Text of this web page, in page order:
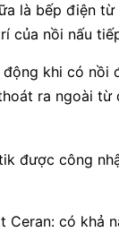
là bếp điện
của nồi nấu
động khi có nồi
ra ngoài từ
được công
Ceran: có khả